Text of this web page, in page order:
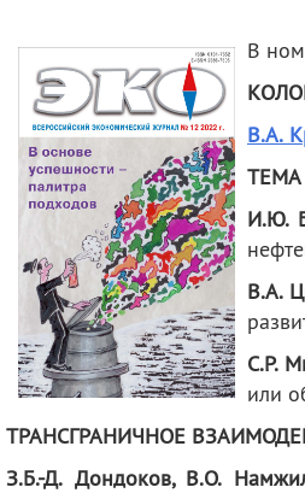
деятельность
Контакты
В
В.А.
ТЕМА
И.Ю.
В.А.
С.Р.
или
ТРАНСГРАНИЧНОЕ
З.Б.-Д. Дондоков, В.О.